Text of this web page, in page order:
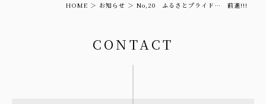
HOME お知らせ No,20 ふるさとプライド… 前進!!!
CONTACT